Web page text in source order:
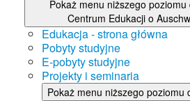
Pokaż menu niższego
Centrum Edukacji o
Edukacja - strona główna
Pobyty studyjne
E-pobyty studyjne
Projekty i seminaria
Pokaż menu niższego poziomu